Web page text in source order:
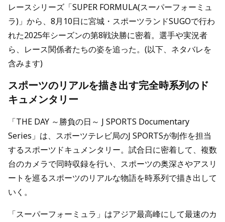
レースシリーズ「SUPER FORMULA(スーパーフォーミュ
ラ)」から、8月10日に宮城・スポーツランドSUGOで行わ
れた2025年シーズンの第8戦決勝に密着。選手や実況者
ら、レース関係者たちの姿を追った。(以下、ネタバレを
含みます)
スポーツのリアルを描き出す完全時系列のド
キュメンタリー
「THE DAY ～勝負の日～ J SPORTS Documentary
Series」は、スポーツテレビ局のJ SPORTSが制作を担当
するスポーツドキュメンタリー。試合日に密着して、複数
台のカメラで同時収録を行い、スポーツの奥深さやアスリ
ートを巡るスポーツのリアルな物語を時系列で描き出して
いく。
「スーパーフォーミュラ」はアジア最高峰にして最速のカ